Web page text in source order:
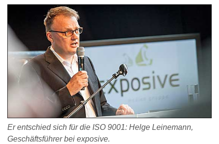
Er entschied sich für die ISO 9001: Helge Leinemann,
Geschäftsführer bei exposive.